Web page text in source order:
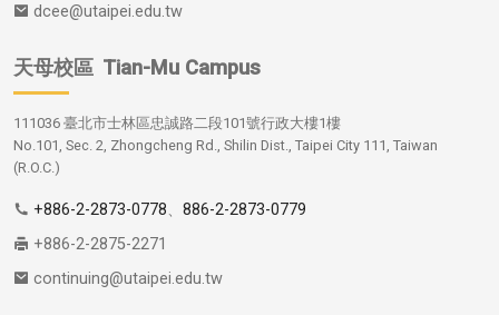
dcee@utaipei.edu.tw
天母校區 Tian-Mu Campus
111036 臺北市士林區忠誠路二段101號行政大樓1樓
No.101, Sec. 2, Zhongcheng Rd., Shilin Dist., Taipei City 111, Taiwan
(R.O.C.)
+886-2-2873-0778、 886-2-2873-0779
+886-2-2875-2271
continuing@utaipei.edu.tw